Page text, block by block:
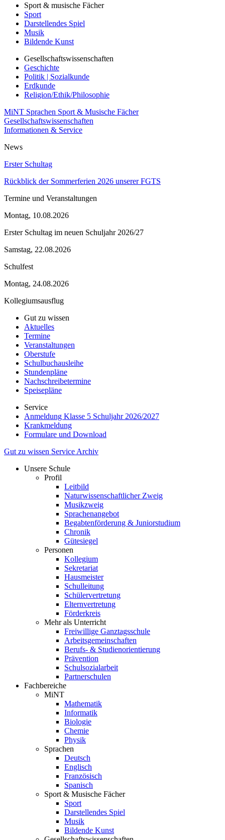
Sport & musische Fächer
Sport
Darstellendes Spiel
Musik
Bildende Kunst
Gesellschaftswissenschaften
Geschichte
Politik | Sozialkunde
Erdkunde
Religion/Ethik/Philosophie
MiNT Sprachen Sport & Musische Fächer
Gesellschaftswissenschaften
Informationen & Service
News
Erster Schultag
Rückblick der Sommerferien 2026 unserer FGTS
Termine und Veranstaltungen
Montag, 10.08.2026
Erster Schultag im neuen Schuljahr 2026/27
Samstag, 22.08.2026
Schulfest
Montag, 24.08.2026
Kollegiumsausflug
Gut zu wissen
Aktuelles
Termine
Veranstaltungen
Oberstufe
Schulbuchausleihe
Stundenpläne
Nachschreibetermine
Speisepläne
Service
Anmeldung Klasse 5 Schuljahr 2026/2027
Krankmeldung
Formulare und Download
Gut zu wissen Service Archiv
Unsere Schule
Profil
Leitbild
Naturwissenschaftlicher Zweig
Musikzweig
Sprachenangebot
Begabtenförderung & Juniorstudium
Chronik
Gütesiegel
Personen
Kollegium
Sekretariat
Hausmeister
Schulleitung
Schülervertretung
Elternvertretung
Förderkreis
Mehr als Unterricht
Freiwillige Ganztagsschule
Arbeitsgemeinschaften
Berufs- & Studienorientierung
Prävention
Schulsozialarbeit
Partnerschulen
Fachbereiche
MiNT
Mathematik
Informatik
Biologie
Chemie
Physik
Sprachen
Deutsch
Englisch
Französisch
Spanisch
Sport & Musische Fächer
Sport
Darstellendes Spiel
Musik
Bildende Kunst